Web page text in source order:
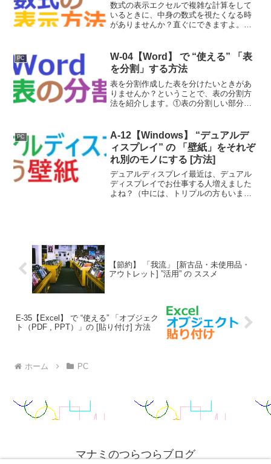
数式の表示エクセルで複雑な計算をして
いるときに、中身の数式を視たくなる時
がありませんか？直ぐにできますよ。①
表示」を選択します。③数式が表示され
ます。※もう一度、「数式...
PC
W-04【Word】 で “使える” 「表
を分割」する方法
表を分割作成した表を分けたいときがあ
りませんか？ということで、表の分割方
法を紹介します。①表の分割しい部分を
した。他にもエクセル等のofficeの小技を
紹介していますの...
PC
A-12【Windows】 “デュアルデ
ィスプレイ” の 「壁紙」をそれぞ
れ別のモノにする [方法]
デュアルディスプレイ最近は、デュアル
ディスプレイでお仕事する人増えました
よね？（中には、トリプルの方もいます
【節約】 「我流」 [新古品・未使用品・
アウトレット] ”活用” の ススメ
E-35【Excel】 で “使える” 「オブジェク
ト（PDF , PPT）」の [貼り付け] 方法
ホーム PC
マナミのつらつらブログ